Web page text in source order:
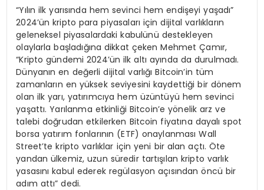
“Yılın ilk yarısında hem sevinci hem endişeyi yaşadı”
2024’ün kripto para piyasaları için dijital varlıkların
geleneksel piyasalardaki kabulünü destekleyen
olaylarla başladığına dikkat çeken Mehmet Çamır,
“Kripto gündemi 2024’ün ilk altı ayında da durulmadı.
Dünyanın en değerli dijital varlığı Bitcoin’in tüm
zamanların en yüksek seviyesini kaydettiği bir dönem
olan ilk yarı, yatırımcıya hem üzüntüyü hem sevinci
yaşattı. Yarılanma etkinliği Bitcoin’e yönelik arz ve
talebi doğrudan etkilerken Bitcoin fiyatına dayalı spot
borsa yatırım fonlarının (ETF) onaylanması Wall
Street’te kripto varlıklar için yeni bir alan açtı. Öte
yandan ülkemiz, uzun süredir tartışılan kripto varlık
yasasını kabul ederek regülasyon açısından öncü bir
adım attı” dedi.